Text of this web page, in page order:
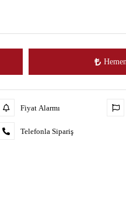
Fiyat Alarmı
Telefonla Sipariş